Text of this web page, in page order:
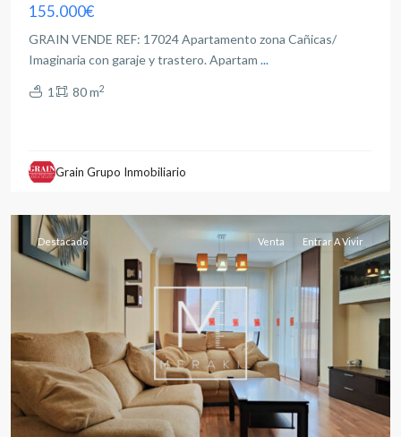
155.000€
GRAIN VENDE REF: 17024 Apartamento zona Cañicas/
Imaginaria con garaje y trastero. Apartam ...
1 80 m2
Grain Grupo Inmobiliario
Albacete
Destacado Venta Entrar A Vivir